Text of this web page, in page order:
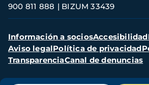
900 811 888
BIZUM 33439
Menú
secundario
Información a sociosAccesibilidad
Aviso legalPolítica de privacidad
TransparenciaCanal de denuncias